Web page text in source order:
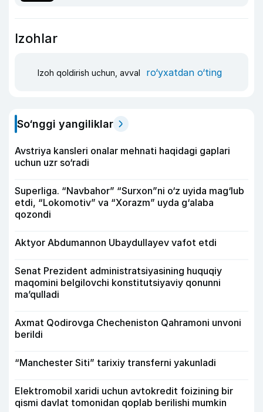
Izohlar
Izoh qoldirish uchun, avval ro‘yxatdan o‘ting
So‘nggi yangiliklar
Avstriya kansleri onalar mehnati haqidagi gaplari
uchun uzr so‘radi
Superliga. “Navbahor” “Surxon”ni o‘z uyida mag‘lub
etdi, “Lokomotiv” va “Xorazm” uyda g‘alaba
qozondi
Aktyor Abdu­mannon Ubaydullayev vafot etdi
Senat Prezident administratsiyasining huquqiy
maqomini belgilovchi konstitutsiyaviy qonunni
ma’qulladi
Axmat Qodirovga Checheniston Qahramoni unvoni
berildi
“Manchester Siti” tarixiy transferni yakunladi
Elektromobil xaridi uchun avtokredit foizining bir
qismi davlat tomonidan qoplab berilishi mumkin